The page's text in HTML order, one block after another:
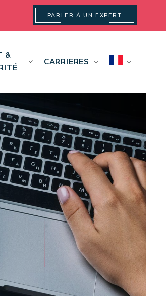
PARLER À UN EXPERT
&
CARRIERES